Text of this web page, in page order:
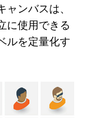
ンバスは、
に使用できる
ルを定量化す